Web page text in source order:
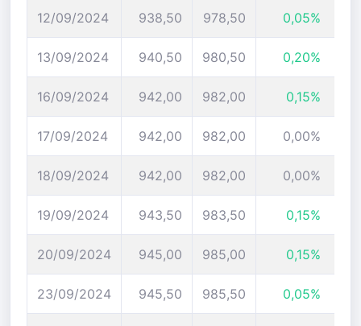
12/09/2024 938,50 978,50 0,05%
13/09/2024 940,50 980,50 0,20%
16/09/2024 942,00 982,00 0,15%
17/09/2024 942,00 982,00 0,00%
18/09/2024 942,00 982,00 0,00%
19/09/2024 943,50 983,50 0,15%
20/09/2024 945,00 985,00 0,15%
23/09/2024 945,50 985,50 0,05%